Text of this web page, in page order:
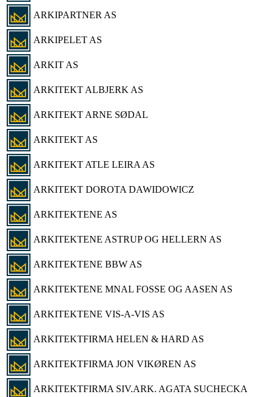
ARKIPARTNER AS
ARKIPELET AS
ARKIT AS
ARKITEKT ALBJERK AS
ARKITEKT ARNE SØDAL
ARKITEKT AS
ARKITEKT ATLE LEIRA AS
ARKITEKT DOROTA DAWIDOWICZ
ARKITEKTENE AS
ARKITEKTENE ASTRUP OG HELLERN AS
ARKITEKTENE BBW AS
ARKITEKTENE MNAL FOSSE OG AASEN AS
ARKITEKTENE VIS-A-VIS AS
ARKITEKTFIRMA HELEN & HARD AS
ARKITEKTFIRMA JON VIKØREN AS
ARKITEKTFIRMA SIV.ARK. AGATA SUCHECKA